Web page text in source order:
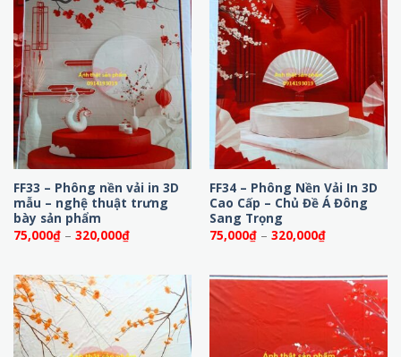
320,000₫
FF33 – Phông nền vải in 3D
mẫu – nghệ thuật trưng
bày sản phẩm
75,000₫ – 320,000₫Khoảng
giá:
đến
320,000₫
FF34 – Phông Nền Vải In 3D
Cao Cấp – Chủ Đề Á Đông
Sang Trọng
75,000₫ – 320,000₫Khoảng
giá:
đến
320,000₫